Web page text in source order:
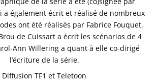
a également écrit et réalisé de nombreux
ont été réalisés par Fabrice Fouquet.
de Cuissart a écrit les scénarios de 4
Ann Willering a quant à elle co-dirigé
l’écriture de la série.
Diffusion TF1 et Teletoon